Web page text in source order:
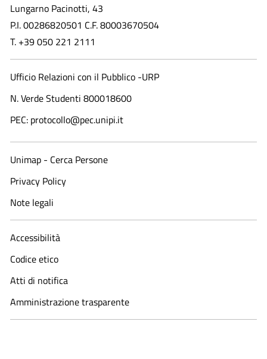
Lungarno Pacinotti, 43
P.I. 00286820501 C.F. 80003670504
T. +39 050 221 2111
Ufficio Relazioni con il Pubblico -URP
N. Verde Studenti 800018600​
PEC: protocollo@pec.unipi.it
Unimap - Cerca Persone
Privacy Policy
Note legali
Accessibilità
Codice etico
Atti di notifica
Amministrazione trasparente